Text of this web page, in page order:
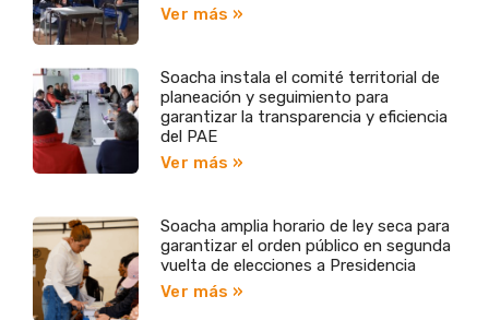
Ver más »
Soacha instala el comité territorial de
planeación y seguimiento para
garantizar la transparencia y eficiencia
del PAE
Ver más »
Soacha amplia horario de ley seca para
garantizar el orden público en segunda
vuelta de elecciones a Presidencia
Ver más »